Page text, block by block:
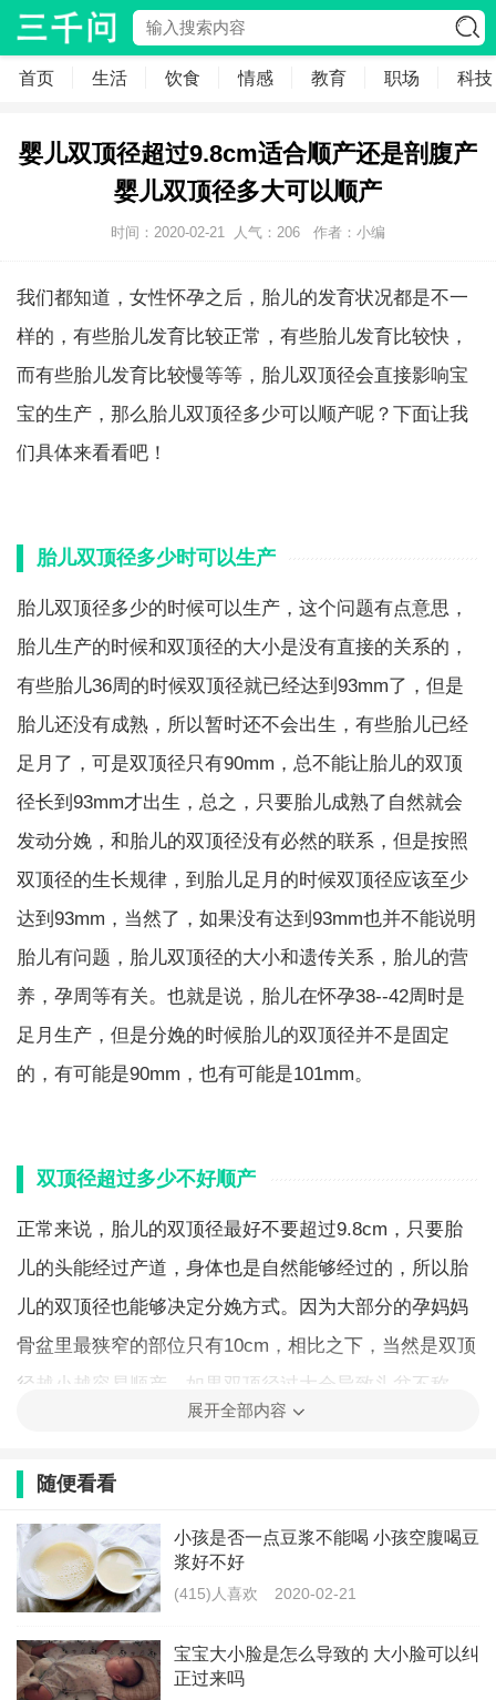
首页 生活 饮食 情感 教育 职场 科技
婴儿双顶径超过9.8cm适合顺产还是剖腹产
婴儿双顶径多大可以顺产
时间：2020-02-21 人气： 206 作者：小编
我们都知道，女性怀孕之后，胎儿的发育状况都是不一
样的，有些胎儿发育比较正常，有些胎儿发育比较快，
而有些胎儿发育比较慢等等，胎儿双顶径会直接影响宝
宝的生产，那么胎儿双顶径多少可以顺产呢？下面让我
们具体来看看吧！
胎儿双顶径多少时可以生产
胎儿双顶径多少的时候可以生产，这个问题有点意思，
胎儿生产的时候和双顶径的大小是没有直接的关系的，
有些胎儿36周的时候双顶径就已经达到93mm了，但是
胎儿还没有成熟，所以暂时还不会出生，有些胎儿已经
足月了，可是双顶径只有90mm，总不能让胎儿的双顶
径长到93mm才出生，总之，只要胎儿成熟了自然就会
发动分娩，和胎儿的双顶径没有必然的联系，但是按照
双顶径的生长规律，到胎儿足月的时候双顶径应该至少
达到93mm，当然了，如果没有达到93mm也并不能说明
胎儿有问题，胎儿双顶径的大小和遗传关系，胎儿的营
养，孕周等有关。也就是说，胎儿在怀孕38--42周时是
足月生产，但是分娩的时候胎儿的双顶径并不是固定
的，有可能是90mm，也有可能是101mm。
双顶径超过多少不好顺产
正常来说，胎儿的双顶径最好不要超过9.8cm，只要胎
儿的头能经过产道，身体也是自然能够经过的，所以胎
儿的双顶径也能够决定分娩方式。因为大部分的孕妈妈
骨盆里最狭窄的部位只有10cm，相比之下，当然是双顶
径越小越容易顺产。如果双顶径过大会导致头盆不称，
胎儿没法入盆，即使胎儿入盆了也会由于双顶径过大被
辛的。胎儿出了骨盆之后还要通过软产道，即会阴口，
如果孕妈妈会因条件比较差，弹性不好，发育不良等也
会给胎儿造成一定的阻力，使得胎儿在产道里停留的时
间过长，容易造成胎儿缺氧。
但是也有一些胎儿双顶径比较大也能顺利分娩的，这是
展开全部内容
随便看看
小孩是否一点豆浆不能喝 小孩空腹喝豆
浆好不好
(415)人喜欢 2020-02-21
宝宝大小脸是怎么导致的 大小脸可以纠
正过来吗